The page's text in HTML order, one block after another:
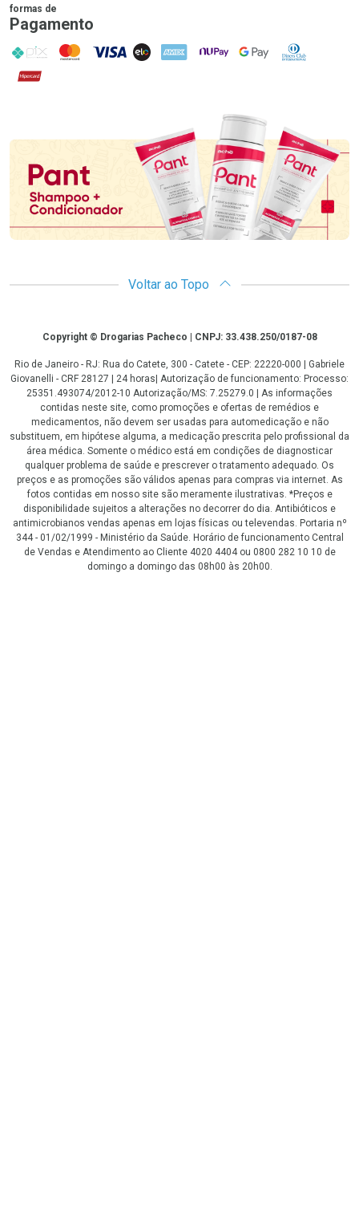
formas de
Pagamento
PIX MasterCard
VISA ELO AMEX NuPay Google PayDiners Club
Hipercard
Promoção em Destaque
Voltar ao Topo
CopyrightCopyright © Drogarias Pacheco | CNPJ: 33.438.250/0187-08
Rio de Janeiro - RJ: Rua do Catete, 300 - Catete - CEP: 22220-000 | Gabriele
Giovanelli - CRF 28127 | 24 horas| Autorização de funcionamento: Processo:
25351.493074/2012-10 Autorização/MS: 7.25279.0 | As informações
contidas neste site, como promoções e ofertas de remédios e
medicamentos, não devem ser usadas para automedicação e não
substituem, em hipótese alguma, a medicação prescrita pelo profissional da
área médica. Somente o médico está em condições de diagnosticar
qualquer problema de saúde e prescrever o tratamento adequado. Os
preços e as promoções são válidos apenas para compras via internet. As
fotos contidas em nosso site são meramente ilustrativas. *Preços e
disponibilidade sujeitos a alterações no decorrer do dia. Antibióticos e
antimicrobianos vendas apenas em lojas físicas ou televendas. Portaria nº
344 - 01/02/1999 - Ministério da Saúde. Horário de funcionamento Central
de Vendas e Atendimento ao Cliente 4020 4404 ou 0800 282 10 10 de
domingo a domingo das 08h00 às 20h00.